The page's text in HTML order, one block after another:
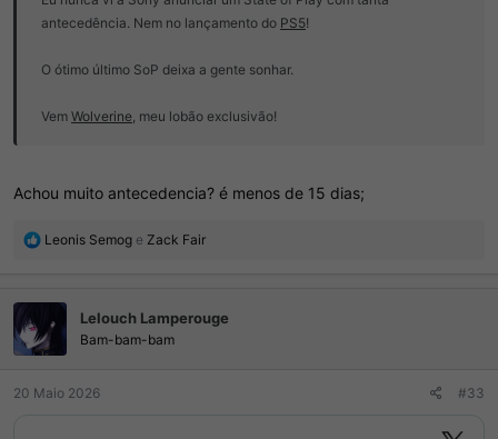
antecedência. Nem no lançamento do PS5!
O ótimo último SoP deixa a gente sonhar.
Vem Wolverine , meu lobão exclusivão!
Achou muito antecedencia? é menos de 15 dias;
R
e
s
Leonis Semog e Zack Fair
Lelouch Lamperouge
Bam-bam-bam
20 Maio 2026 #33